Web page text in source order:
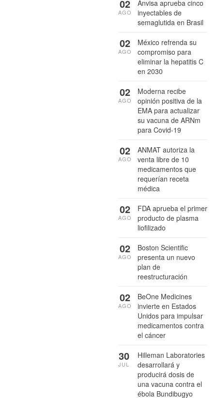
Anvisa aprueba cinco
inyectables de
semaglutida en Brasil
02
AGO
México refrenda su
compromiso para
eliminar la hepatitis C
en 2030
02
AGO
Moderna recibe
opinión positiva de la
EMA para actualizar
su vacuna de ARNm
para Covid-19
02
AGO
ANMAT autoriza la
venta libre de 10
medicamentos que
requerían receta
médica
02
AGO
FDA aprueba el primer
producto de plasma
liofilizado
02
AGO
Boston Scientific
presenta un nuevo
plan de
reestructuración
02
AGO
BeOne Medicines
invierte en Estados
Unidos para impulsar
medicamentos contra
el cáncer
02
AGO
Hilleman Laboratories
desarrollará y
producirá dosis de
una vacuna contra el
ébola Bundibugyo
30
JUL